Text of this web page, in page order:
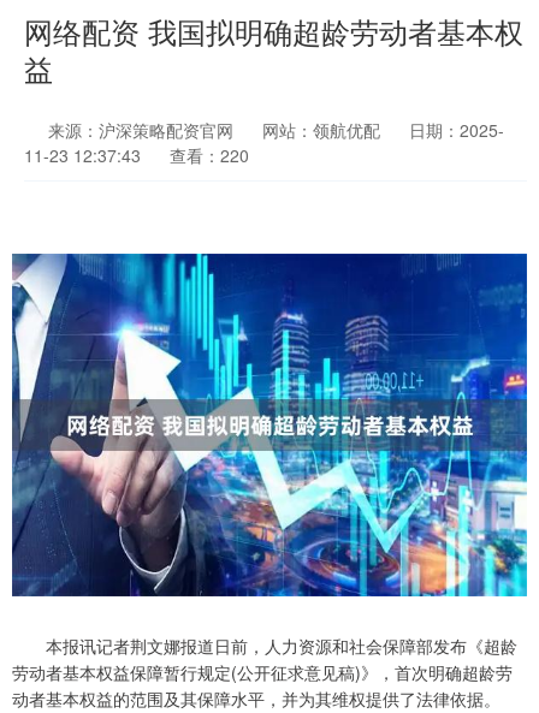
网络配资 我国拟明确超龄劳动者基本权
益
来源：沪深策略配资官网 网站：领航优配
日期：2025-
11-23 12:37:43
查看：220
本报讯记者荆文娜报道日前，人力资源和社会保障部发布《超龄
劳动者基本权益保障暂行规定(公开征求意见稿)》，首次明确超龄劳
动者基本权益的范围及其保障水平，并为其维权提供了法律依据。